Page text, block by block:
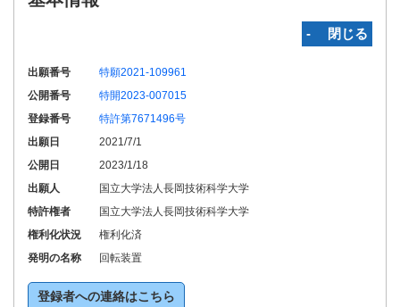
‐ 閉じる
出願番号
特願2021-109961
公開番号
特開2023-007015
登録番号
特許第7671496号
出願日
2021/7/1
公開日
2023/1/18
出願人
国立大学法人長岡技術科学大学
特許権者
国立大学法人長岡技術科学大学
権利化状況
権利化済
発明の名称
回転装置
登録者への連絡はこちら